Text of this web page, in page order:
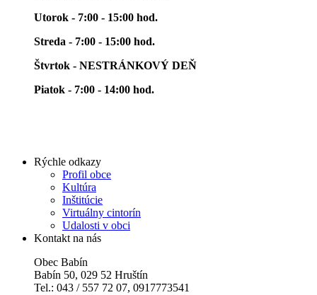
Utorok - 7:00 - 15:00 hod.
Streda - 7:00 - 15:00 hod.
Štvrtok - NESTRÁNKOVÝ DEŇ
Piatok - 7:00 - 14:00 hod.
Rýchle odkazy
Profil obce
Kultúra
Inštitúcie
Virtuálny cintorín
Udalosti v obci
Kontakt na nás
Obec Babín
Babín 50, 029 52 Hruštín
Tel.: 043 / 557 72 07, 0917773541